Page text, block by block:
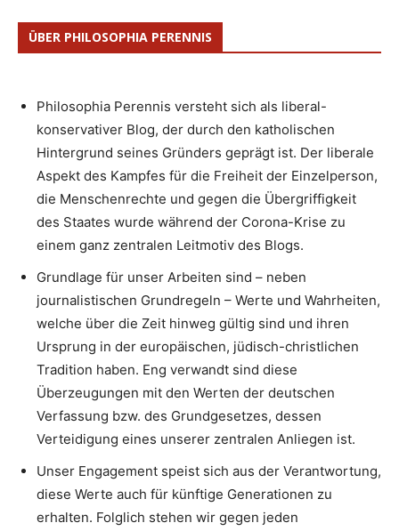
ÜBER PHILOSOPHIA PERENNIS
Philosophia Perennis versteht sich als liberal-
konservativer Blog, der durch den katholischen
Hintergrund seines Gründers geprägt ist. Der liberale
Aspekt des Kampfes für die Freiheit der Einzelperson,
die Menschenrechte und gegen die Übergriffigkeit
des Staates wurde während der Corona-Krise zu
einem ganz zentralen Leitmotiv des Blogs.
Grundlage für unser Arbeiten sind – neben
journalistischen Grundregeln – Werte und Wahrheiten,
welche über die Zeit hinweg gültig sind und ihren
Ursprung in der europäischen, jüdisch-christlichen
Tradition haben. Eng verwandt sind diese
Überzeugungen mit den Werten der deutschen
Verfassung bzw. des Grundgesetzes, dessen
Verteidigung eines unserer zentralen Anliegen ist.
Unser Engagement speist sich aus der Verantwortung,
diese Werte auch für künftige Generationen zu
erhalten. Folglich stehen wir gegen jeden